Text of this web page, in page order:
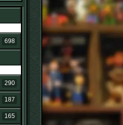
698
290
187
165